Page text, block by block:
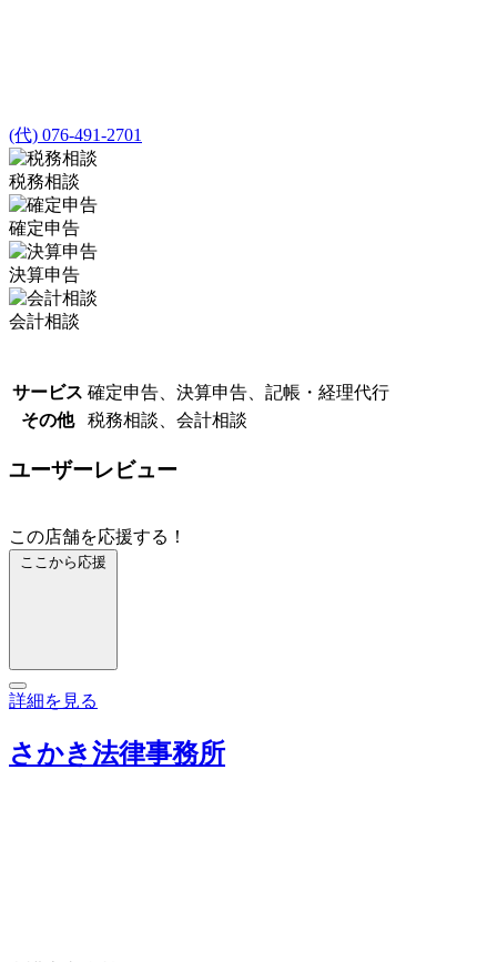
(代) 076-491-2701
税務相談
確定申告
決算申告
会計相談
サービス 確定申告、決算申告、記帳・経理代行
その他
税務相談、会計相談
ユーザーレビュー
この店舗を応援する！
ここから応援
詳細を見る
さかき法律事務所